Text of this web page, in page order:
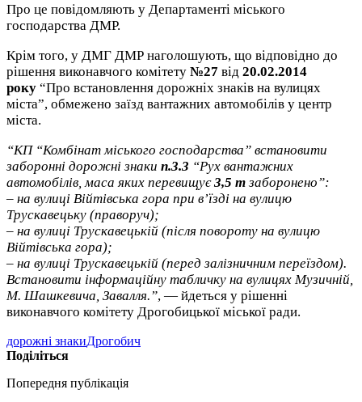
Про це повідомляють у Департаменті міського
господарства ДМР.
Крім того, у ДМГ ДМР наголошують, що відповідно до
рішення виконавчого комітету №27 від 20.02.2014
року “Про встановлення дорожніх знаків на вулицях
міста”, обмежено заїзд вантажних автомобілів у центр
міста.
“КП “Комбінат міського господарства” встановити
заборонні дорожні знаки п.3.3 “Рух вантажних
автомобілів, маса яких перевищує3,5 тзаборонено”:
– на вулиці Війтівська гора при в’їзді на вулицю
Трускавецьку (праворуч);
– на вулиці Трускавецькій (після повороту на вулицю
Війтівська гора);
– на вулиці Трускавецькій (перед залізничним переїздом).
Встановити інформаційну табличку на вулицях Музичній,
М. Шашкевича, Завалля.”, — йдеться у рішенні
виконавчого комітету Дрогобицької міської ради.
дорожні знакиДрогобич
Поділіться
Попередня публікація